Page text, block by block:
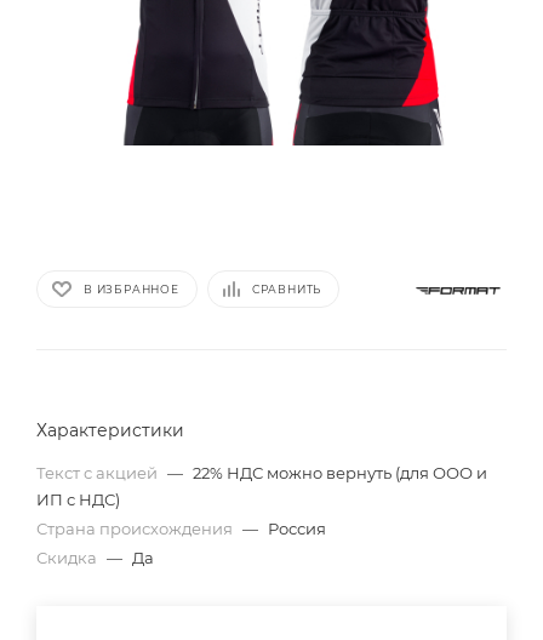
В ИЗБРАННОЕ СРАВНИТЬ
Характеристики
Текст с акцией — 22% НДС можно вернуть (для ООО и
ИП с НДС)
Страна происхождения — Россия
Скидка — Да